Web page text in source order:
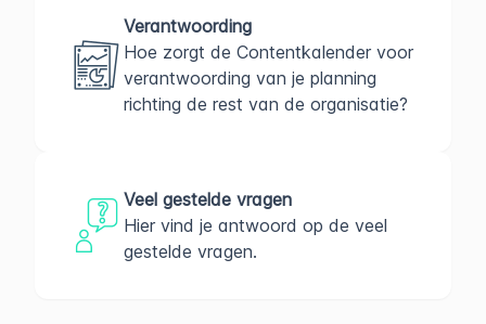
Verantwoording
Hoe zorgt de Contentkalender voor
verantwoording van je planning
richting de rest van de organisatie?
Veel gestelde vragen
Hier vind je antwoord op de veel
gestelde vragen.